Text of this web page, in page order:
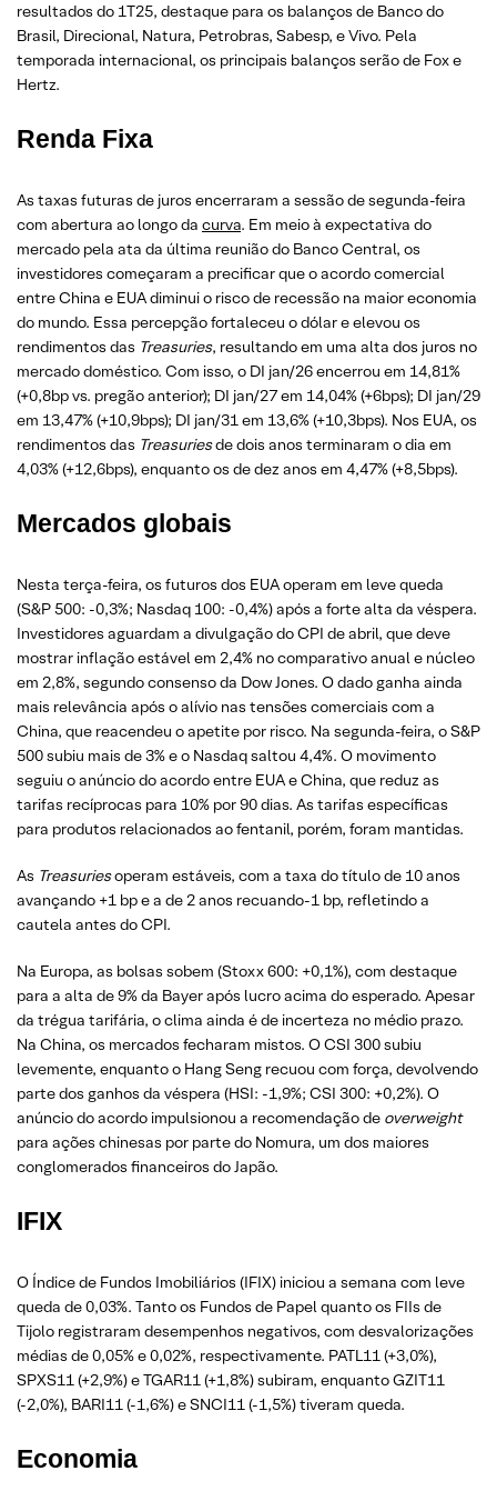
resultados do 1T25, destaque para os balanços de Banco do
Brasil, Direcional, Natura, Petrobras, Sabesp, e Vivo. Pela
temporada internacional, os principais balanços serão de Fox e
Hertz.
Renda Fixa
As taxas futuras de juros encerraram a sessão de segunda-feira
com abertura ao longo da curva. Em meio à expectativa do
mercado pela ata da última reunião do Banco Central, os
investidores começaram a precificar que o acordo comercial
entre China e EUA diminui o risco de recessão na maior economia
do mundo. Essa percepção fortaleceu o dólar e elevou os
rendimentos das Treasuries, resultando em uma alta dos juros no
mercado doméstico. Com isso, o DI jan/26 encerrou em 14,81%
(+0,8bp vs. pregão anterior); DI jan/27 em 14,04% (+6bps); DI jan/29
em 13,47% (+10,9bps); DI jan/31 em 13,6% (+10,3bps). Nos EUA, os
rendimentos das Treasuriesde dois anos terminaram o dia em
4,03% (+12,6bps), enquanto os de dez anos em 4,47% (+8,5bps).
Mercados globais
Nesta terça-feira, os futuros dos EUA operam em leve queda
(S&P 500: -0,3%; Nasdaq 100: -0,4%) após a forte alta da véspera.
Investidores aguardam a divulgação do CPI de abril, que deve
mostrar inflação estável em 2,4% no comparativo anual e núcleo
em 2,8%, segundo consenso da Dow Jones. O dado ganha ainda
mais relevância após o alívio nas tensões comerciais com a
China, que reacendeu o apetite por risco. Na segunda-feira, o S&P
500 subiu mais de 3% e o Nasdaq saltou 4,4%. O movimento
seguiu o anúncio do acordo entre EUA e China, que reduz as
tarifas recíprocas para 10% por 90 dias. As tarifas específicas
para produtos relacionados ao fentanil, porém, foram mantidas.
As Treasuriesoperam estáveis, com a taxa do título de 10 anos
avançando +1 bp e a de 2 anos recuando-1 bp, refletindo a
cautela antes do CPI.
Na Europa, as bolsas sobem (Stoxx 600: +0,1%), com destaque
para a alta de 9% da Bayer após lucro acima do esperado. Apesar
da trégua tarifária, o clima ainda é de incerteza no médio prazo.
Na China, os mercados fecharam mistos. O CSI 300 subiu
levemente, enquanto o Hang Seng recuou com força, devolvendo
parte dos ganhos da véspera (HSI: -1,9%; CSI 300: +0,2%). O
anúncio do acordo impulsionou a recomendação de overweight
para ações chinesas por parte do Nomura, um dos maiores
conglomerados financeiros do Japão.
IFIX
O Índice de Fundos Imobiliários (IFIX) iniciou a semana com leve
queda de 0,03%. Tanto os Fundos de Papel quanto os FIIs de
Tijolo registraram desempenhos negativos, com desvalorizações
médias de 0,05% e 0,02%, respectivamente. PATL11 (+3,0%),
SPXS11 (+2,9%) e TGAR11 (+1,8%) subiram, enquanto GZIT11
(-2,0%), BARI11 (-1,6%) e SNCI11 (-1,5%) tiveram queda.
Economia